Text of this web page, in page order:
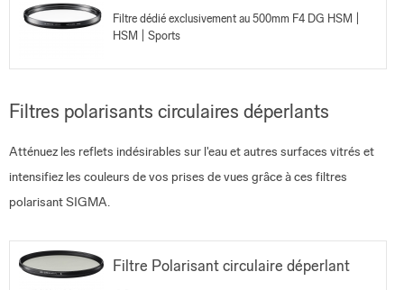
Filtre dédié exclusivement au 500mm F4 DG HSM |
HSM | Sports
Filtres polarisants circulaires déperlants
Atténuez les reflets indésirables sur l'eau et autres surfaces vitrés et
intensifiez les couleurs de vos prises de vues grâce à ces filtres
polarisant SIGMA.
Filtre Polarisant circulaire déperlant